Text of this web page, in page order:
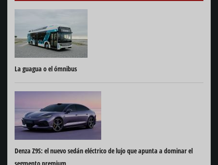
La guagua o el ómnibus
Denza Z9S: el nuevo sedán eléctrico de lujo que apunta a dominar el